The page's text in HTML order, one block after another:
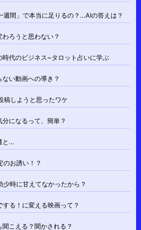
週間」で本当に足りるの？…AIの答えは？
ろうと思わない？
代のビジネス~タロット占いに学ぶ
い動画への導き？
稿しようと思ったワケ
になるって、簡単？
と…
のお誘い！？
時に甘えてなかったから？
る！に変える映画って？
こえる？聞かされる？